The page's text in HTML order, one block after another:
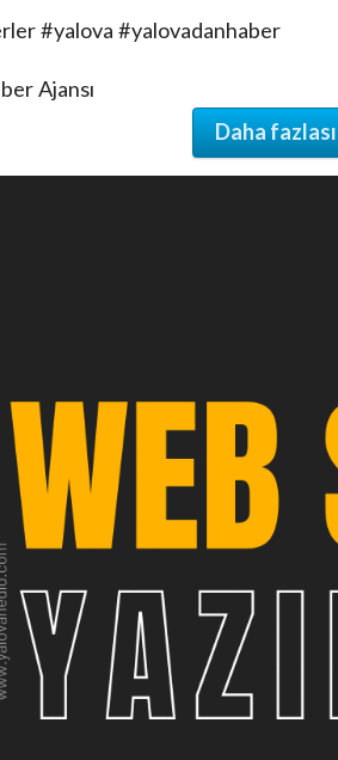
#yalova #yalovadanhaber
Ajansı
Daha fazlası